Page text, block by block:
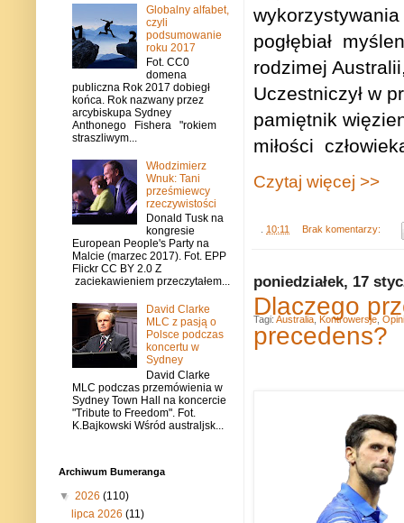
wykorzystywania
pogłębiał
rodzimej
Uczestniczył w
pamiętnik
miłości
Czytaj więcej >>
10:11 Brak komentarzy:
poniedziałek, 17
Dlaczego
precedens?
Tagi: Australia Kontrowersje
Globalny alfabet,
czyli
podsumowanie
roku 2017
Fot. CC0
domena
publiczna Rok 2017 dobiegł
końca. Rok nazwany przez
arcybiskupa Sydney
Anthonego Fishera "rokiem
straszliwym...
Włodzimierz
Wnuk: Tani
prześmiewcy
rzeczywistości
Donald Tusk na
kongresie
European People's Party na
Malcie (marzec 2017). Fot. EPP
Flickr CC BY 2.0 Z
zaciekawieniem przeczytałem...
David Clarke
MLC z pasją o
Polsce podczas
koncertu w
Sydney
David Clarke
MLC podczas przemówienia w
Sydney Town Hall na koncercie
"Tribute to Freedom". Fot.
K.Bajkowski Wśród australjsk...
Archiwum Bumeranga
▼ 2026 (110)
lipca 2026(11)